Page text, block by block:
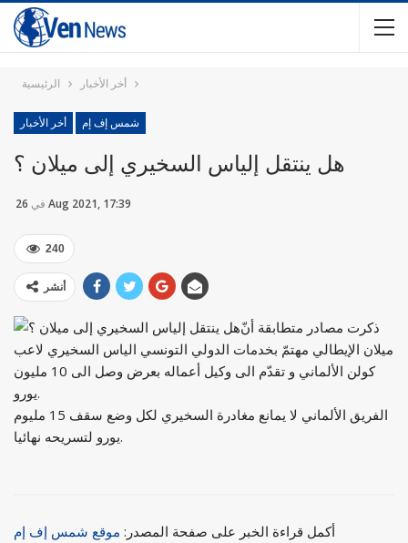
الرئيسية أخر الأخبار
أخر الأخبار شمس إف إم
هل ينتقل إلياس السخيري إلى ميلان ؟
في 26 Aug 2021, 17:39
240
أنشر
ذكرت مصادر متطابقة أنّ
ميلان الإيطالي مهتمّ بخدمات الدولي التونسي الياس السخيري لاعب
كولن الألماني و تقدّم الى وكيل أعماله بعرض وصل الى 10 مليون
يورو.
الفريق الألماني لا يمانع مغادرة السخيري لكل وضع سقف 15 مليوم
يورو لتسريحه نهائيا.
أكمل قراءة الخبر على صفحة المصدر: موقع شمس إف إم